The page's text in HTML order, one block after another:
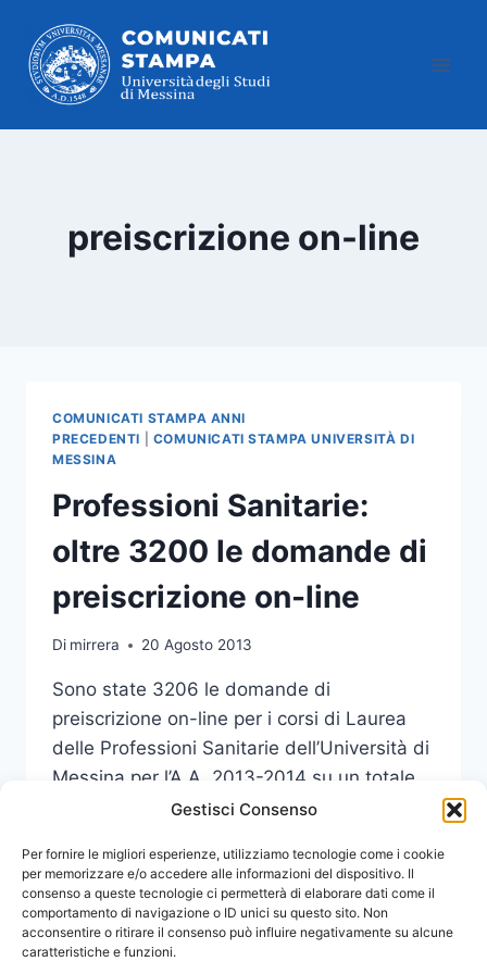
Gestisci Consenso
Per fornire le migliori esperienze, utilizziamo tecnologie come i cookie
per memorizzare e/o accedere alle informazioni del dispositivo. Il
consenso a queste tecnologie ci permetterà di elaborare dati come il
comportamento di navigazione o ID unici su questo sito. Non
acconsentire o ritirare il consenso può influire negativamente su alcune
caratteristiche e funzioni.
contenuto
preiscrizione on-line
COMUNICATI STAMPA ANNI
PRECEDENTI
COMUNICATI STAMPA UNIVERSITÀ DI
MESSINA
Professioni Sanitarie:
oltre 3200 le domande di
preiscrizione on-line
Di mirrera 20 Agosto 2013
Sono state 3206 le domande di
preiscrizione on-line per i corsi di Laurea
delle Professioni Sanitarie dell’Università di
Messina per l’A.A. 2013-2014 su un totale
di 558 posti disponibili.
LEGGI DI PIÙPROFESSIONI
SANITARIE:
OLTRE
3200
LE